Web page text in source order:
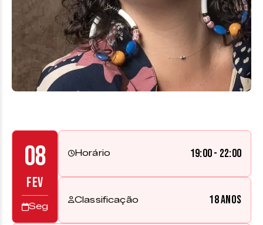
08
FEV
Seg
Horário 19:00 - 22:00
Classificação 18 anos